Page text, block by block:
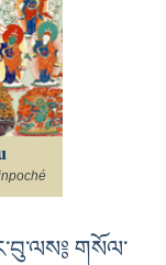
གསོལ་